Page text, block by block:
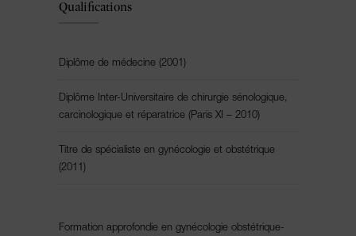
Qualifications
Diplôme de médecine (2001)
Diplôme Inter-Universitaire de chirurgie sénologique,
carcinologique et réparatrice (Paris XI – 2010)
Titre de spécialiste en gynécologie et obstétrique
(2011)
Formation approfondie en gynécologie obstétrique-